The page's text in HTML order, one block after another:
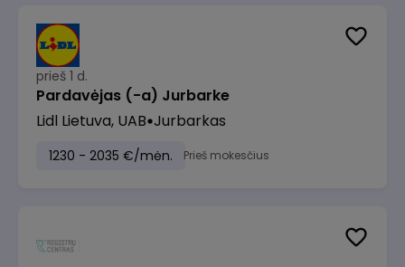
prieš 1 d.
Pardavėjas (-a) Jurbarke
Lidl Lietuva, UAB Jurbarkas
1230 - 2035 €/mėn. Prieš mokesčius